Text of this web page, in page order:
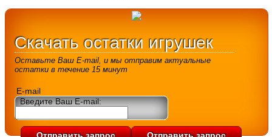
Скачать остатки игрушек
Оставьте Ваш E-mail, и мы отправим актуальные
остатки в течение 15 минут
E-mail
Введите Ваш E-mail: